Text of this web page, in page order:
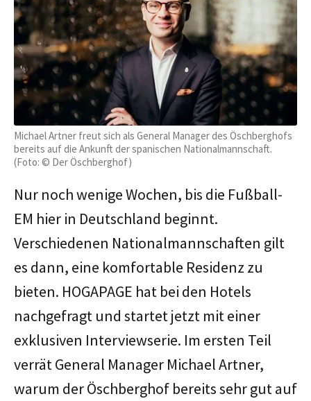
Michael Artner freut sich als General Manager des Öschberghofs
bereits auf die Ankunft der spanischen Nationalmannschaft.
(Foto: © Der Öschberghof)
Nur noch wenige Wochen, bis die Fußball-
EM hier in Deutschland beginnt.
Verschiedenen Nationalmannschaften gilt
es dann, eine komfortable Residenz zu
bieten. HOGAPAGE hat bei den Hotels
nachgefragt und startet jetzt mit einer
exklusiven Interviewserie. Im ersten Teil
verrät General Manager Michael Artner,
warum der Öschberghof bereits sehr gut auf